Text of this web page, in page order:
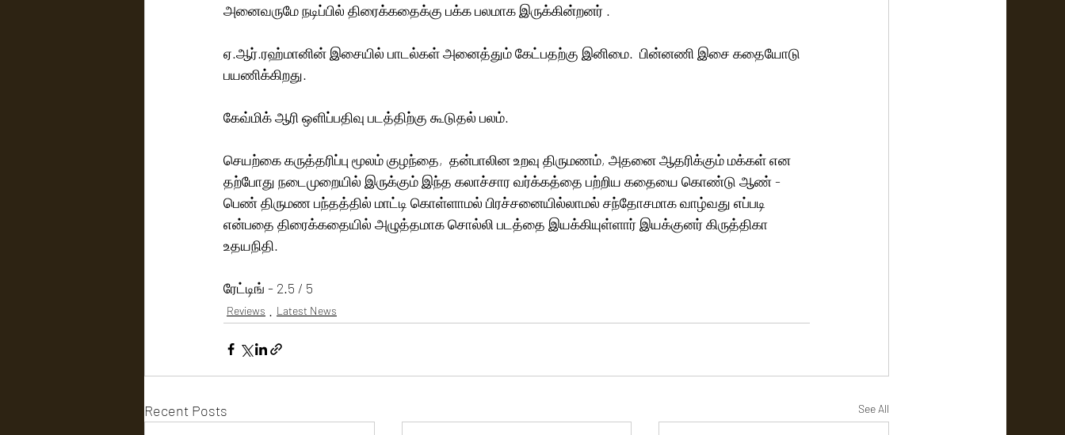
அனைவருமே நடிப்பில் திரைக்கதைக்கு பக்க பலமாக இருக்கின்றனர் .
ஏ.ஆர்.ரஹ்மானின் இசையில் பாடல்கள் அனைத்தும் கேட்பதற்கு இனிமை.  பின்னணி இசை கதையோடு
பயணிக்கிறது.
கேவ்மிக் ஆரி ஒளிப்பதிவு படத்திற்கு கூடுதல் பலம்.
செயற்கை கருத்தரிப்பு மூலம் குழந்தை,  தன்பாலின உறவு திருமணம், அதனை ஆதரிக்கும் மக்கள் என
தற்போது நடைமுறையில் இருக்கும் இந்த கலாச்சார வர்க்கத்தை பற்றிய கதையை கொண்டு ஆண் -
பெண் திருமண பந்தத்தில் மாட்டி கொள்ளாமல் பிரச்சனையில்லாமல் சந்தோசமாக வாழ்வது எப்படி
என்பதை திரைக்கதையில் அழுத்தமாக சொல்லி படத்தை இயக்கியுள்ளார் இயக்குனர் கிருத்திகா
உதயநிதி.
ரேட்டிங் - 2.5 / 5
Reviews Latest News
Recent Posts See All